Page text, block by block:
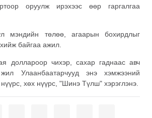
оруулж ирэхээс өөр гаргалгаа
мэндийн төлөө, агаарын бохирдлыг
байгаа ажил.
доллароор чихэр, сахар гаднаас авч
Улаанбаатарчууд энэ хэмжээний
хөх нүүрс, "Шинэ Түлш" хэрэглэнэ.